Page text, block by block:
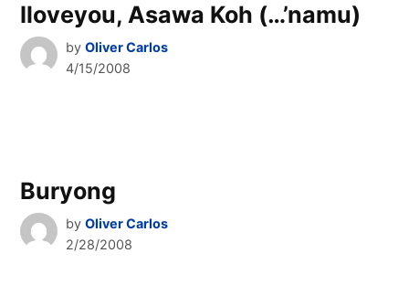
Iloveyou, Asawa Koh (…’namu)
by Oliver Carlos
4/15/2008
Buryong
by Oliver Carlos
2/28/2008